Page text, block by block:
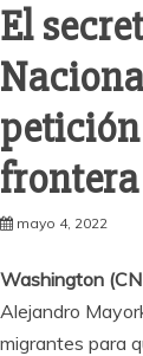
El
frontera
mayo 4, 2022
Washington
Alejandro
migrantes para